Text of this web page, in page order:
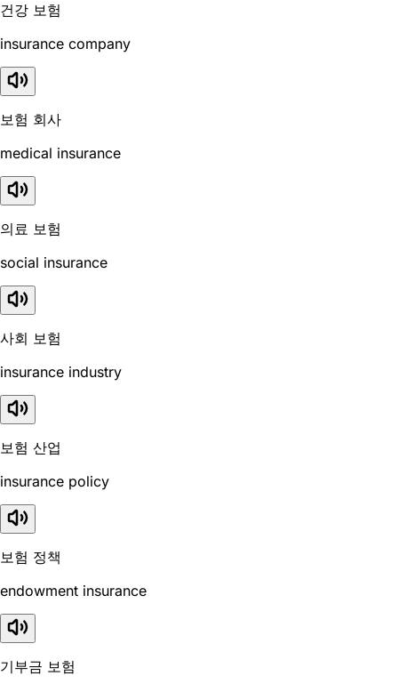
건강 보험
insurance company
보험 회사
medical insurance
의료 보험
social insurance
사회 보험
insurance industry
보험 산업
insurance policy
보험 정책
endowment insurance
기부금 보험